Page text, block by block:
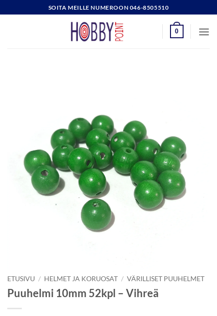
to
SOITA MEILLE NUMEROON 046-8505510
0
ETUSIVU / HELMET JA KORUOSAT / VÄRILLISET PUUHELMET
Puuhelmi 10mm 52kpl – Vihreä